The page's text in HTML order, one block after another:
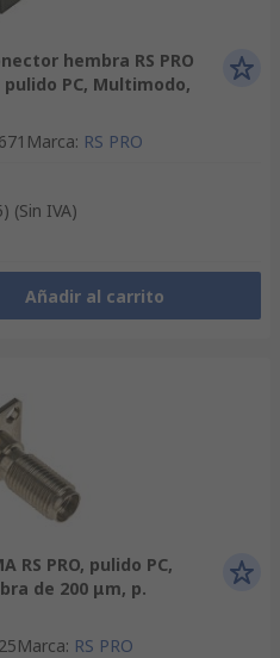
hembra RS PRO
PC, Multimodo,
Marca: RS PRO
(Sin IVA)
Añadir al carrito
RS PRO, pulido PC,
de 200 μm, p.
Marca: RS PRO